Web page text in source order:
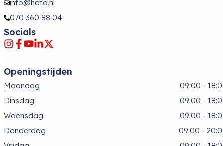
info@hafo.nl
070 360 88 04
Socials
Openingstijden
Maandag
09:00 -
Dinsdag
09:00 -
Woensdag
09:00 -
Donderdag
09:00 -